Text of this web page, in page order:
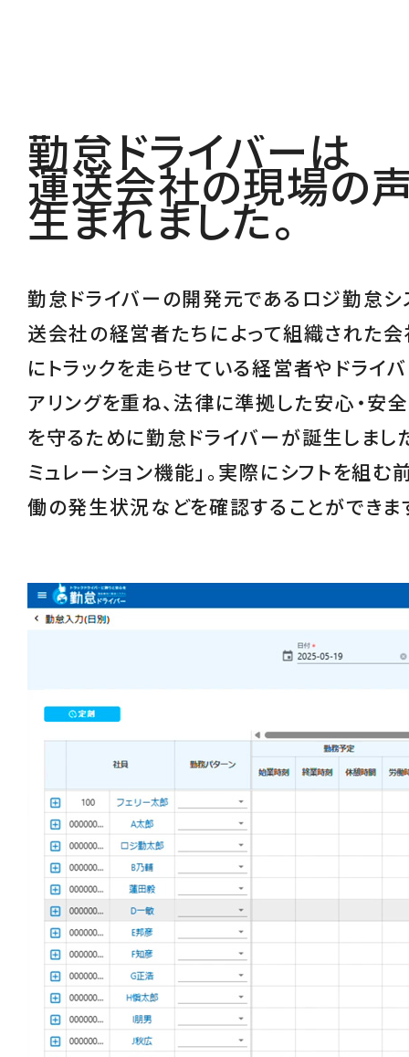
勤怠ドライバーは
運送会社の現場の
生まれました。
勤怠ドライバーの開発元であるロジ勤怠シ
送会社の経営者たちによって組織された
にトラックを走らせている経営者やドライ
アリングを重ね、法律に準拠した安心・安
を守るために勤怠ドライバーが誕生しまし
ミュレーション機能 」。実際にシフトを組
働の発生状況などを確認することができま